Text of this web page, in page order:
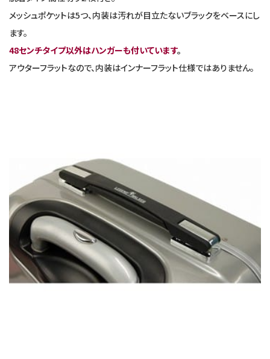
メッシュポケットは5つ、内装は汚れが目立たないブラックをベースにし
ます。
48センチタイプ以外はハンガーも付いています。
アウターフラットなので、内装はインナーフラット仕様ではありません。